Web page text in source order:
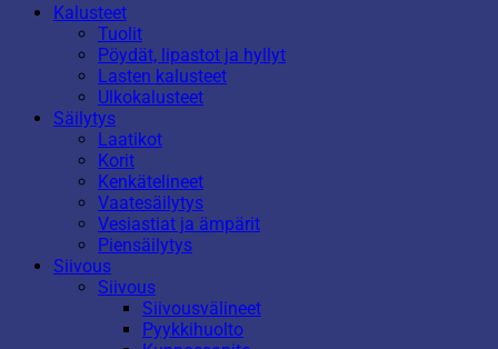
Kalusteet
Tuolit
Pöydät, lipastot ja hyllyt
Lasten kalusteet
Ulkokalusteet
Säilytys
Laatikot
Korit
Kenkätelineet
Vaatesäilytys
Vesiastiat ja ämpärit
Piensäilytys
Siivous
Siivous
Siivousvälineet
Pyykkihuolto